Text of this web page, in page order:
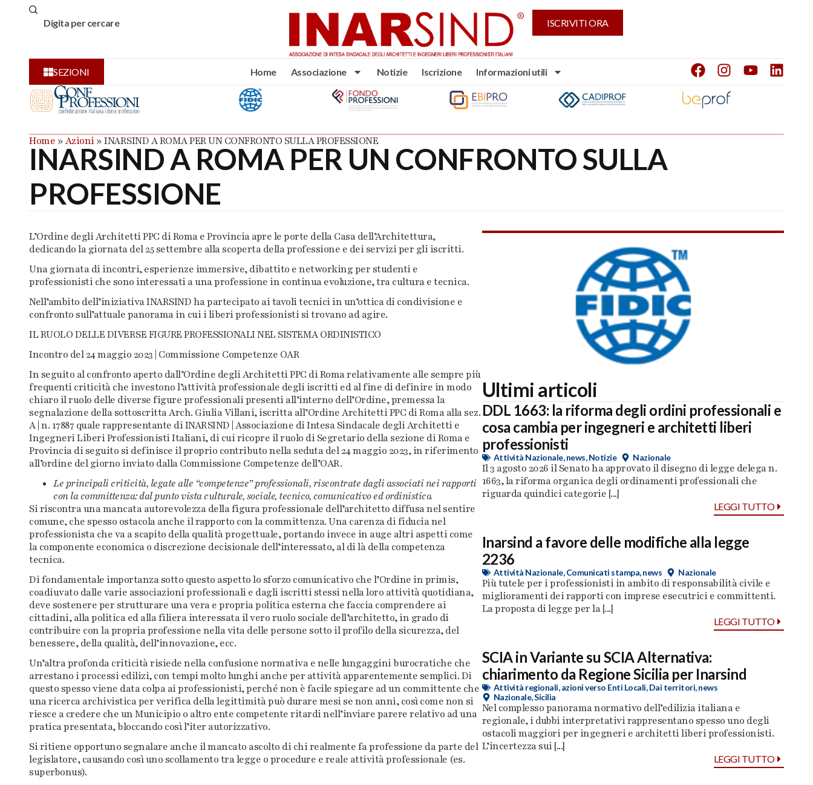
ISCRIVITI ORA
SEZIONI Home Associazione Notizie Iscrizione Informazioni utili
Home »Azioni»INARSIND A ROMA PER UN CONFRONTO SULLA PROFESSIONE
INARSIND A ROMA PER UN CONFRONTO SULLA
PROFESSIONE
L’Ordine degli Architetti PPC di Roma e Provincia apre le porte della Casa dell’Architettura,
dedicando la giornata del 25 settembre alla scoperta della professione e dei servizi per gli iscritti.
Una giornata di incontri, esperienze immersive, dibattito e networking per studenti e
professionisti che sono interessati a una professione in continua evoluzione, tra cultura e tecnica.
Nell’ambito dell’iniziativa INARSIND ha partecipato ai tavoli tecnici in un’ottica di condivisione e
confronto sull’attuale panorama in cui i liberi professionisti si trovano ad agire.
IL RUOLO DELLE DIVERSE FIGURE PROFESSIONALI NEL SISTEMA ORDINISTICO
Incontro del 24 maggio 2023 | Commissione Competenze OAR
In seguito al confronto aperto dall’Ordine degli Architetti PPC di Roma relativamente alle sempre più
frequenti criticità che investono l’attività professionale degli iscritti ed al fine di definire in modo
chiaro il ruolo delle diverse figure professionali presenti all’interno dell’Ordine, premessa la
segnalazione della sottoscritta Arch. Giulia Villani, iscritta all’Ordine Architetti PPC di Roma alla sez.
A | n. 17887 quale rappresentante di INARSIND | Associazione di Intesa Sindacale degli Architetti e
Ingegneri Liberi Professionisti Italiani, di cui ricopre il ruolo di Segretario della sezione di Roma e
Provincia di seguito si definisce il proprio contributo nella seduta del 24 maggio 2023, in riferimento
all’ordine del giorno inviato dalla Commissione Competenze dell’OAR.
Le principali criticità, legate alle “competenze” professionali, riscontrate dagli associati nei rapporti
con la committenza: dal punto vista culturale, sociale, tecnico, comunicativo ed ordinistico.
Si riscontra una mancata autorevolezza della figura professionale dell’architetto diffusa nel sentire
comune, che spesso ostacola anche il rapporto con la committenza. Una carenza di fiducia nel
professionista che va a scapito della qualità progettuale, portando invece in auge altri aspetti come
la componente economica o discrezione decisionale dell’interessato, al di là della competenza
tecnica.
Di fondamentale importanza sotto questo aspetto lo sforzo comunicativo che l’Ordine in primis,
coadiuvato dalle varie associazioni professionali e dagli iscritti stessi nella loro attività quotidiana,
deve sostenere per strutturare una vera e propria politica esterna che faccia comprendere ai
cittadini, alla politica ed alla filiera interessata il vero ruolo sociale dell’architetto, in grado di
contribuire con la propria professione nella vita delle persone sotto il profilo della sicurezza, del
benessere, della qualità, dell’innovazione, ecc.
Un’altra profonda criticità risiede nella confusione normativa e nelle lungaggini burocratiche che
arrestano i processi edilizi, con tempi molto lunghi anche per attività apparentemente semplici. Di
questo spesso viene data colpa ai professionisti, perché non è facile spiegare ad un committente che
una ricerca archivistica per verifica della legittimità può durare mesi se non anni, così come non si
riesce a credere che un Municipio o altro ente competente ritardi nell’inviare parere relativo ad una
pratica presentata, bloccando così l’iter autorizzativo.
Si ritiene opportuno segnalare anche il mancato ascolto di chi realmente fa professione da parte del
legislatore, causando così uno scollamento tra legge o procedure e reale attività professionale (es.
superbonus).
Ultimi articoli
DDL 1663: la riforma degli ordini professionali e
cosa cambia per ingegneri e architetti liberi
professionisti
Attività Nazionale,news,Notizie Nazionale
Il 3 agosto 2026 il Senato ha approvato il disegno di legge delega n.
1663, la riforma organica degli ordinamenti professionali che
riguarda quindici categorie [...]
LEGGI TUTTO
Inarsind a favore delle modifiche alla legge
2236
Attività Nazionale,Comunicati stampa,news Nazionale
Più tutele per i professionisti in ambito di responsabilità civile e
miglioramenti dei rapporti con imprese esecutrici e committenti.
La proposta di legge per la [...]
LEGGI TUTTO
SCIA in Variante su SCIA Alternativa:
chiarimento da Regione Sicilia per Inarsind
Attività regionali,azioni verso Enti Locali,Dai territori,news
Nazionale,Sicilia
Nel complesso panorama normativo dell’edilizia italiana e
regionale, i dubbi interpretativi rappresentano spesso uno degli
ostacoli maggiori per ingegneri e architetti liberi professionisti.
L’incertezza sui [...]
LEGGI TUTTO